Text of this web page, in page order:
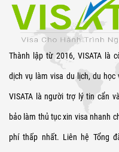
Thành lập từ 2016, VISATA là
dịch vụ làm visa du lịch, du
VISATA là người trợ lý tin cẩn
bảo làm thủ tục xin visa nhanh
phí thấp nhất. Liên hệ Tổng